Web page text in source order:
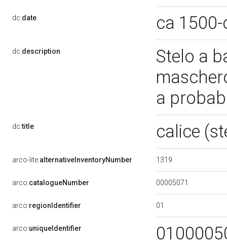
dc:date ca
dc:description
Stelo a
a
dc:title calice
arco-lite:alternativeInventoryNumber 1319
arco:catalogueNumber 00005071
arco:regionIdentifier 01
arco:uniqueIdentifier